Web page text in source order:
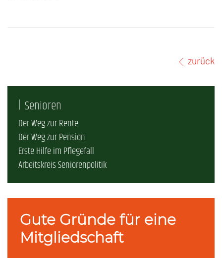
zurück
Senioren
Der Weg zur Rente
Der Weg zur Pension
Erste Hilfe im Pflegefall
Arbeitskreis Seniorenpolitik
Gute Gründe für eine
Mitgliedschaft